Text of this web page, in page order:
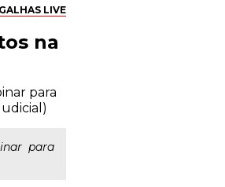
LIVE
na
para
para